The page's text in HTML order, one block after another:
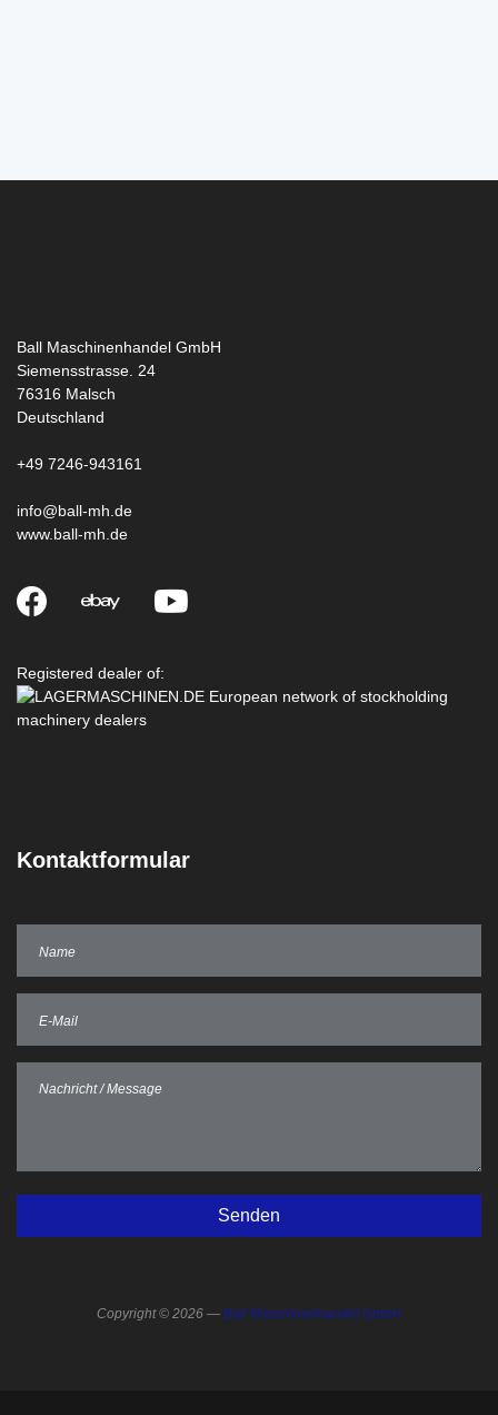
Ball Maschinenhandel GmbH
Siemensstrasse. 24
76316 Malsch
Deutschland
+49 7246-943161
info@ball-mh.de
www.ball-mh.de
Registered dealer of:
Kontaktformular
Copyright © 2026 — Ball Maschinenhandel GmbH